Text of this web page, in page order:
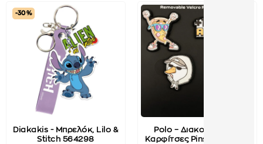
-30 %
Diakakis - Μπρελόκ, Lilo &
Stitch 564298
Polo – Διακοσμητικές
Καρφίτσες Pins & Patches